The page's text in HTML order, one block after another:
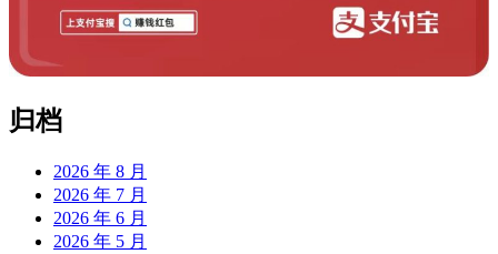
归档
2026 年 8 月
2026 年 7 月
2026 年 6 月
2026 年 5 月